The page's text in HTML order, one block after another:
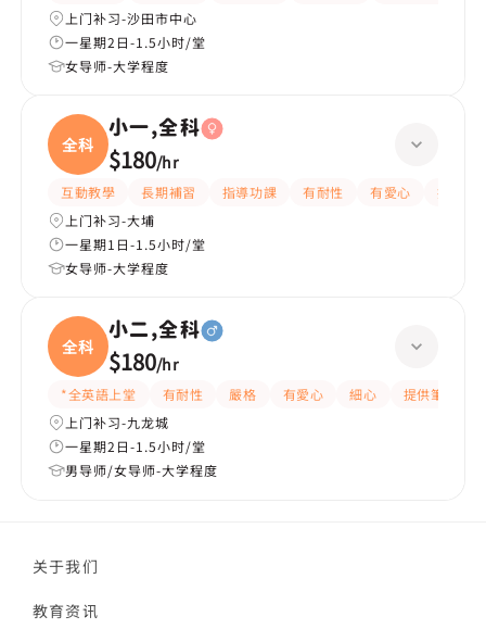
上门补习-沙田市中心
一星期2日-1.5小时/堂
女导师-大学程度
全科
小一,全科
$180/hr
互動教學 長期補習 指導功課 有耐性 有愛心
提供練
上门补习-大埔
一星期1日-1.5小时/堂
女导师-大学程度
全科
小二,全科
$180/hr
*全英語上堂 有耐性 嚴格 有愛心 細心 提供筆記
上门补习-九龙城
一星期2日-1.5小时/堂
男导师/女导师-大学程度
关于我们
教育资讯